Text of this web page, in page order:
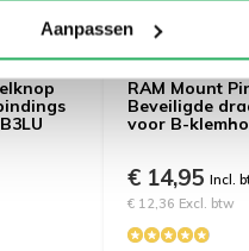
Aanpassen
RAM Mount
Beveiligde
voor B-
€ 14,95 Incl.
€ 12,36 Excl. btw